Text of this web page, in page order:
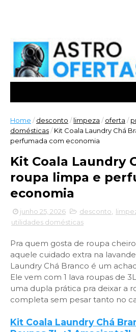
Home / desconto / limpeza / oferta /
domésticas/ Kit Coala Laundry Chá
perfumada com economia
Kit Coala Laundry
roupa limpa e
economia
junho 25, 2026 desconto
utilidades domésticas
Pra quem gosta de roupa
aquele cuidado extra na
Laundry Chá Branco é um
Ele vem com 1 lava roupas de
uma dupla prática pra deixar a
completa sem pesar tanto no
Kit Coala Laundry Chá